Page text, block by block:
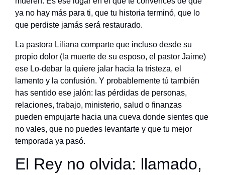
ya no hay más para ti, que tu historia terminó, que lo
que perdiste jamás será restaurado.
La pastora Liliana comparte que incluso desde su
propio dolor (la muerte de su esposo, el pastor Jaime)
ese Lo-debar la quiere jalar hacia la tristeza, el
lamento y la confusión. Y probablemente tú también
has sentido ese jalón: las pérdidas de personas,
relaciones, trabajo, ministerio, salud o finanzas
pueden empujarte hacia una cueva donde sientes que
no vales, que no puedes levantarte y que tu mejor
temporada ya pasó.
El Rey no olvida: llamado,